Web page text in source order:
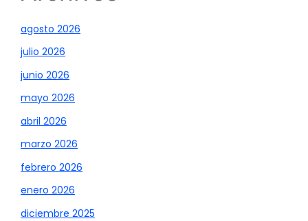
agosto 2026
julio 2026
junio 2026
mayo 2026
abril 2026
marzo 2026
febrero 2026
enero 2026
diciembre 2025